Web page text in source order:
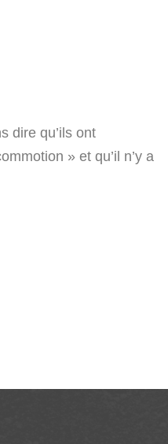
dire qu’ils ont
» et qu’il n’y a